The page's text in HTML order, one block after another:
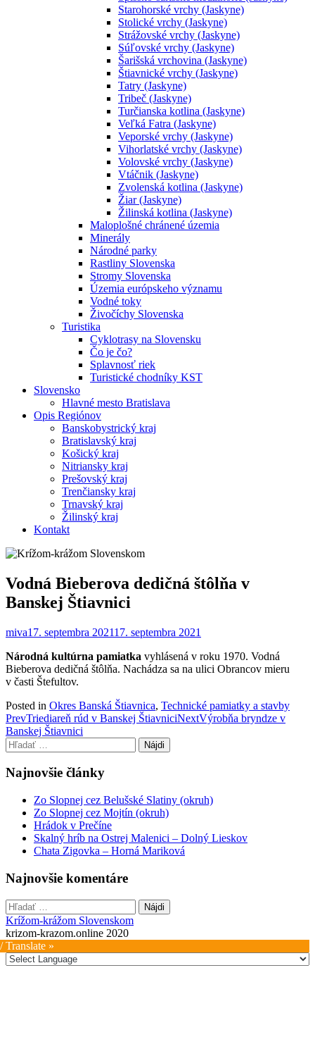
Starohorské vrchy (Jaskyne)
Stolické vrchy (Jaskyne)
Strážovské vrchy (Jaskyne)
Súľovské vrchy (Jaskyne)
Šarišská vrchovina (Jaskyne)
Štiavnické vrchy (Jaskyne)
Tatry (Jaskyne)
Tribeč (Jaskyne)
Turčianska kotlina (Jaskyne)
Veľká Fatra (Jaskyne)
Veporské vrchy (Jaskyne)
Vihorlatské vrchy (Jaskyne)
Volovské vrchy (Jaskyne)
Vtáčnik (Jaskyne)
Zvolenská kotlina (Jaskyne)
Žiar (Jaskyne)
Žilinská kotlina (Jaskyne)
Maloplošné chránené územia
Minerály
Národné parky
Rastliny Slovenska
Stromy Slovenska
Územia európskeho významu
Vodné toky
Živočíchy Slovenska
Turistika
Cyklotrasy na Slovensku
Čo je čo?
Splavnosť riek
Turistické chodníky KST
Slovensko
Hlavné mesto Bratislava
Opis Regiónov
Banskobystrický kraj
Bratislavský kraj
Košický kraj
Nitriansky kraj
Prešovský kraj
Trenčiansky kraj
Trnavský kraj
Žilinský kraj
Kontakt
Vodná Bieberova dedičná štôlňa v
Banskej Štiavnici
miva17. septembra 202117. septembra 2021
Národná kultúrna pamiatka vyhlásená v roku 1970. Vodná
Bieberova dedičná štôlňa. Nachádza sa na ulici Obrancov mieru
v časti Štefultov.
Posted in Okres Banská Štiavnica, Technické pamiatky a stavby
Post
navigation
PrevTriediareň rúd v Banskej ŠtiavniciNextVýrobňa bryndze v
Banskej Štiavnici
Hľadať:
Najnovšie články
Zo Slopnej cez Belušské Slatiny (okruh)
Zo Slopnej cez Mojtín (okruh)
Hrádok v Prečíne
Skalný hríb na Ostrej Malenici – Dolný Lieskov
Chata Zigovka – Horná Mariková
Najnovšie komentáre
Hľadať:
Krížom-krážom Slovenskom
krizom-krazom.online 2020
Translate »